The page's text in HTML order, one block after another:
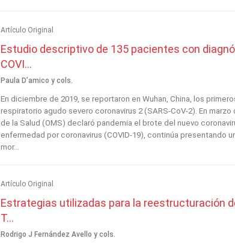
Artículo Original
Estudio descriptivo de 135 pacientes con
COVI...
Paula D’amico y cols.
En diciembre de 2019, se reportaron en Wuhan, China, los
respiratorio agudo severo coronavirus 2 (SARS-CoV-2). En marzo
de la Salud (OMS) declaró pandemia el brote del nuevo
enfermedad por coronavirus (COVID-19), continúa presentando
mor...
Artículo Original
Estrategias utilizadas para la reestructuración
T...
Rodrigo J Fernández Avello y cols.